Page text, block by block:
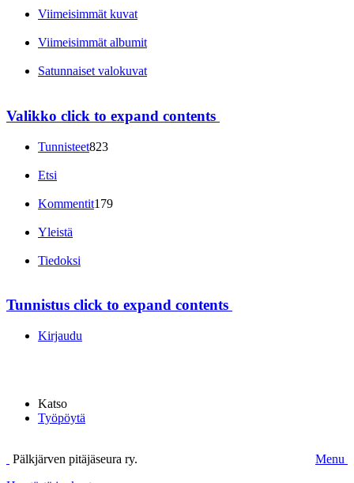
Viimeisimmät kuvat
Viimeisimmät albumit
Satunnaiset valokuvat
Valikko click to expand contents
Tunnisteet823
Etsi
Kommentit179
Yleistä
Tiedoksi
Tunnistus click to expand contents
Kirjaudu
Katso
Työpöytä
Pälkjärven pitäjäseura ry.
Menu